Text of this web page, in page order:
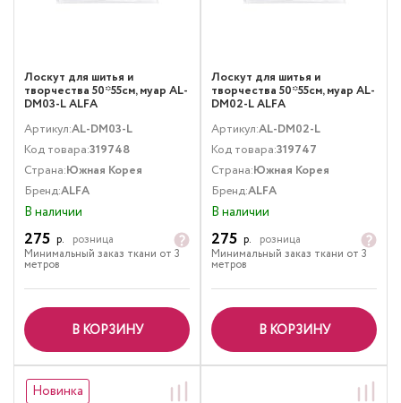
Лоскут для шитья и
творчества 50*55см, муар AL-
DM03-L ALFA
Артикул:AL-DM03-L
Код товара:319748
Страна:Южная Корея
Бренд:ALFA
В наличии
275 р.
розница
Минимальный заказ ткани от 3
метров
В КОРЗИНУ
Лоскут для шитья и
творчества 50*55см, муар AL-
DM02-L ALFA
Артикул:AL-DM02-L
Код товара:319747
Страна:Южная Корея
Бренд:ALFA
В наличии
275 р.
розница
Минимальный заказ ткани от 3
метров
В КОРЗИНУ
Новинка